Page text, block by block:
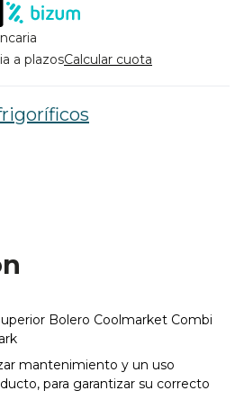
a plazosCalcular cuota
Bolero Coolmarket Combi
mantenimiento y un uso
para garantizar su correcto